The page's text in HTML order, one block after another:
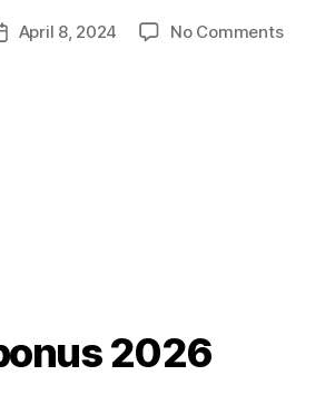
April 8, 2024 No Comments
2026